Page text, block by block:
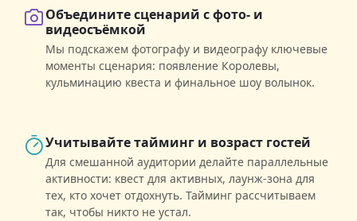
Объедините сценарий с фото- и
видеосъёмкой
Мы подскажем фотографу и видеографу ключевые
моменты сценария: появление Королевы,
кульминацию квеста и финальное шоу волынок.
Учитывайте тайминг и возраст гостей
Для смешанной аудитории делайте параллельные
активности: квест для активных, лаунж-зона для
тех, кто хочет отдохнуть. Тайминг рассчитываем
так, чтобы никто не устал.